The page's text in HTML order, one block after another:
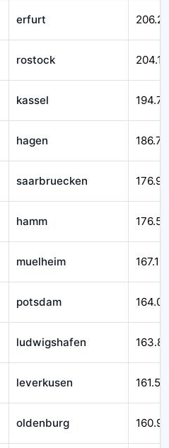
erfurt
rostock
kassel
hagen
saarbruecken
hamm
muelheim
potsdam
ludwigshafen
leverkusen
oldenburg